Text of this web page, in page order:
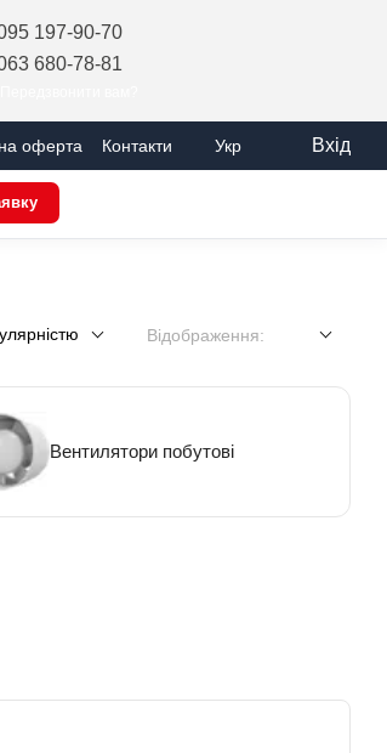
197-90-70
680-78-81
оферта Контакти Укр Вхід
Відображення:
Вентилятори побутові